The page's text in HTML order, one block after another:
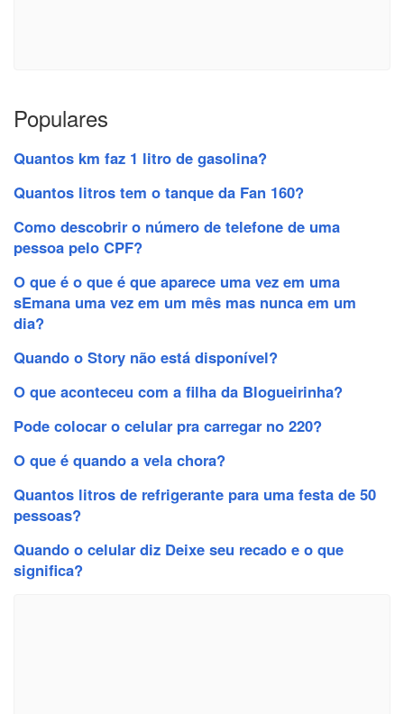
Populares
Quantos km faz 1 litro de gasolina?
Quantos litros tem o tanque da Fan 160?
Como descobrir o número de telefone de uma
pessoa pelo CPF?
O que é o que é que aparece uma vez em uma
sEmana uma vez em um mês mas nunca em um
dia?
Quando o Story não está disponível?
O que aconteceu com a filha da Blogueirinha?
Pode colocar o celular pra carregar no 220?
O que é quando a vela chora?
Quantos litros de refrigerante para uma festa de 50
pessoas?
Quando o celular diz Deixe seu recado e o que
significa?